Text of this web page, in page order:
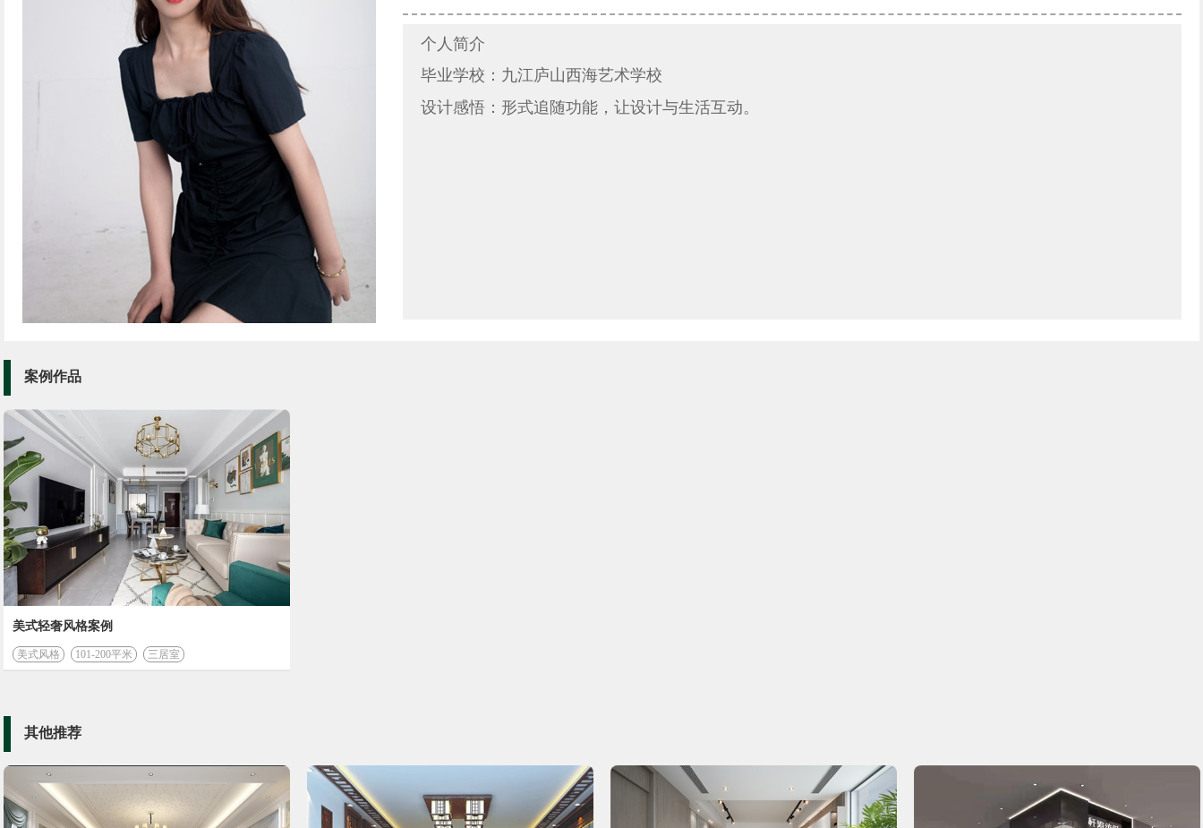
个人简介
毕业学校：九江庐山西海艺术学校
设计感悟：形式追随功能，让设计与生活互动。
案例作品
美式轻奢风格案例
美式风格 101-200平米 三居室
其他推荐
装修计算器 今日已有7902 人成功获取装修预算